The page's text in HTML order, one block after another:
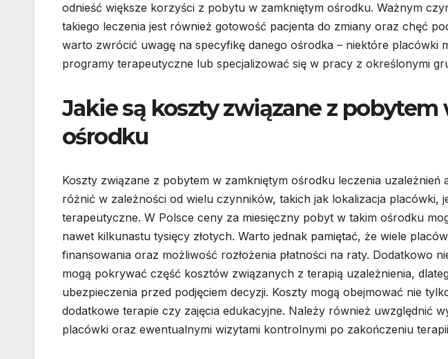
odnieść większe korzyści z pobytu w zamkniętym ośrodku. Ważnym
takiego leczenia jest również gotowość pacjenta do zmiany oraz chęć
warto zwrócić uwagę na specyfikę danego ośrodka – niektóre placówki
programy terapeutyczne lub specjalizować się w pracy z określonymi
Jakie są koszty związane z
ośrodku
Koszty związane z pobytem w zamkniętym ośrodku leczenia uzależnień
różnić w zależności od wielu czynników, takich jak lokalizacja placówki,
terapeutyczne. W Polsce ceny za miesięczny pobyt w takim ośrodku
nawet kilkunastu tysięcy złotych. Warto jednak pamiętać, że wiele
finansowania oraz możliwość rozłożenia płatności na raty. Dodatkowo
mogą pokrywać część kosztów związanych z terapią uzależnienia,
ubezpieczenia przed podjęciem decyzji. Koszty mogą obejmować nie
dodatkowe terapie czy zajęcia edukacyjne. Należy również uwzględnić
placówki oraz ewentualnymi wizytami kontrolnymi po zakończeniu